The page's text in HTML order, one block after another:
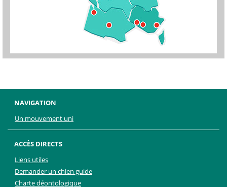
NAVIGATION
Un mouvement uni
ACCÈS DIRECTS
Liens utiles
Demander un chien guide
Charte déontologique